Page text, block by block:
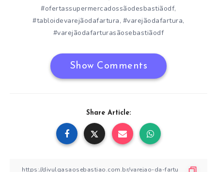
#ofertassupermercadossãodesbastiãodf,
#tabloidevarejãodafartura, #varejãodafartura,
#varejãodafarturasãosebastiãodf
Show Comments
Share Article: